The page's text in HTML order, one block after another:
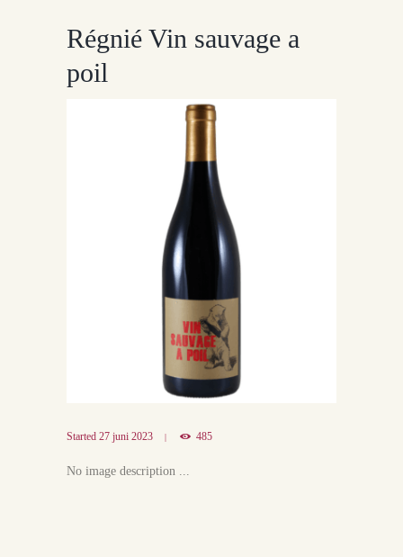
Régnié Vin sauvage a
poil
Started 27 juni 2023 485
No image description ...